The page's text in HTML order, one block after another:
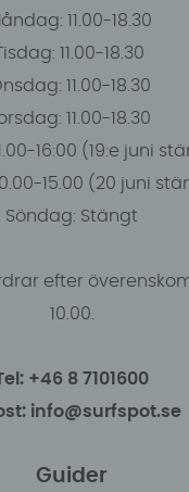
11.00-18.30
11.00-18.30
11.00-18.30
11.00-18.30
16:00 (19:e juni
15.00 (20 juni
Söndag: Stängt
efter
10.00.
+46 8 7101600
info@surfspot.se
Guider